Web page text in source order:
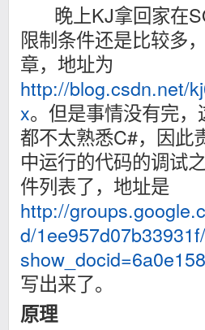
晚上KJ拿回家在
限制条件还是比较多
章，地址为
http://blog.csdn.net/
x。但是事情没有完
都不太熟悉C#，因此
中运行的代码的调试
件列表了，地址是
http://
d/
写出来了。
原理